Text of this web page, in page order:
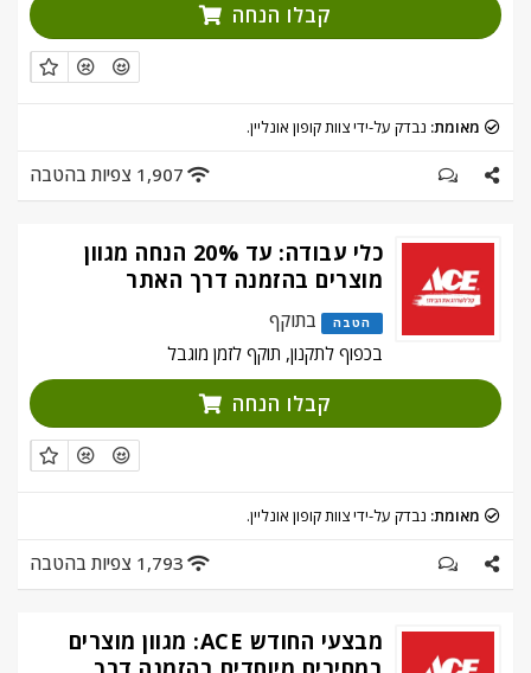
קבלו הנחה
מאומת: נבדק על-ידי צוות קופון אונליין.
1,907 צפיות בהטבה
כלי עבודה: עד 20% הנחה מגוון
מוצרים בהזמנה דרך האתר
הטבה
בתוקף
בכפוף לתקנון, תוקף לזמן מוגבל
קבלו הנחה
מאומת: נבדק על-ידי צוות קופון אונליין.
1,793 צפיות בהטבה
מבצעי החודש ACE: מגוון מוצרים